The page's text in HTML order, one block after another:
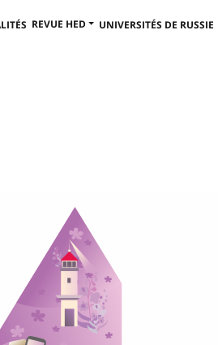
REVUE HED UNIVERSITÉS DE RUSSIE